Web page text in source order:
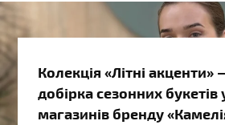
Колекція «Літні акценти»
добірка сезонних букетів
магазинів бренду